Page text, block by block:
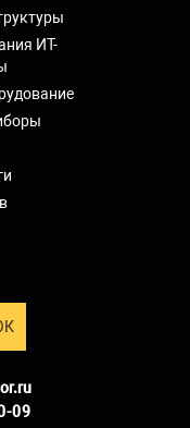
ИТ-
09